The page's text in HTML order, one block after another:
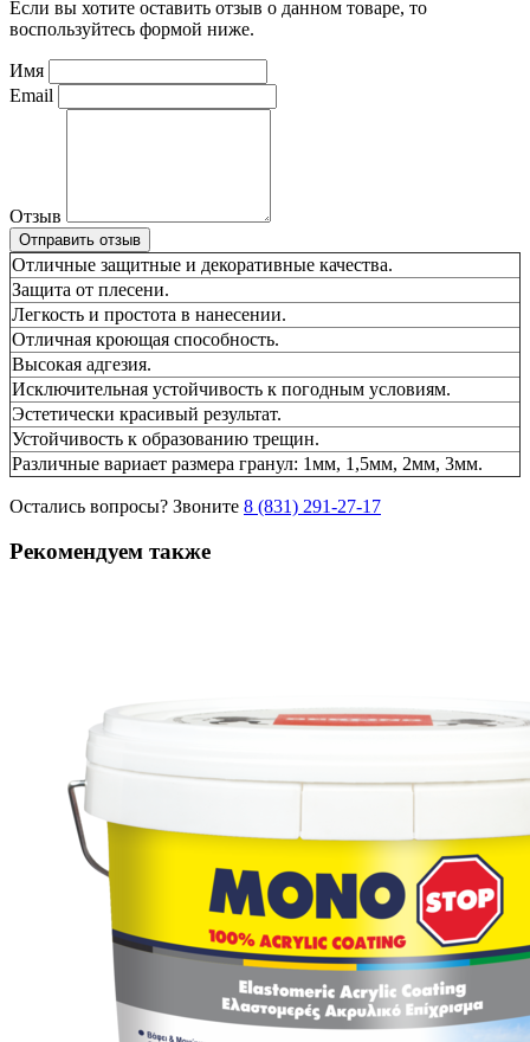
Если вы хотите оставить отзыв о данном товаре, то
воспользуйтесь формой ниже.
Имя
Email
Отзыв
Отправить отзыв
Отличные защитные и декоративные качества.
Защита от плесени.
Легкость и простота в нанесении.
Отличная кроющая способность.
Высокая адгезия.
Исключительная устойчивость к погодным условиям.
Эстетически красивый результат.
Устойчивость к образованию трещин.
Различные вариает размера гранул: 1мм, 1,5мм, 2мм, 3мм.
Остались вопросы? Звоните 8 (831) 291-27-17
Рекомендуем также